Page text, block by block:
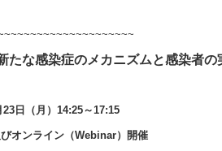
な感染症のメカニズムと感染者の
23日（月）14:25～17:15
オンライン（Webinar）開催